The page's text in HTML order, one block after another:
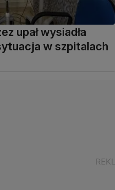
upał wysiadła
w szpitalach